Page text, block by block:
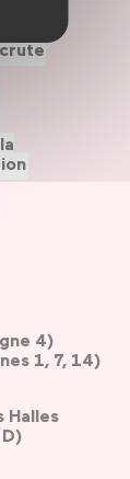
4)
1, 7, 14)
Halles